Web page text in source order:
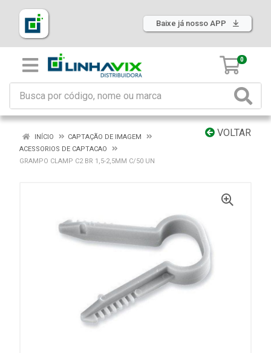
Baixe já nosso APP
0
VOLTAR
INÍCIO
CAPTAÇÃO DE IMAGEM
ACESSORIOS DE CAPTACAO
GRAMPO CLAMP C2 BR 1,5-2,5MM C/50 UN